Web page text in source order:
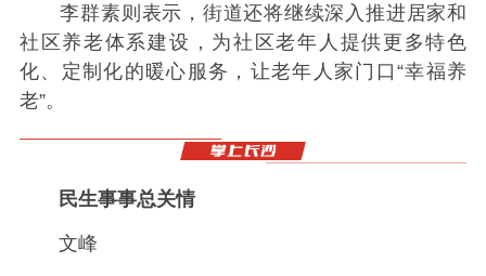
李群素则表示，街道还将继续深入推进居家和
社区养老体系建设，为社区老年人提供更多特色
化、定制化的暖心服务，让老年人家门口“幸福养
老”。
民生事事总关情
文峰